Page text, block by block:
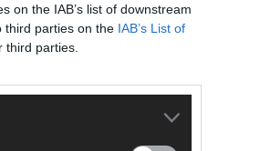
on the IAB’s list of downstream
third parties on the IAB’s List of
parties.